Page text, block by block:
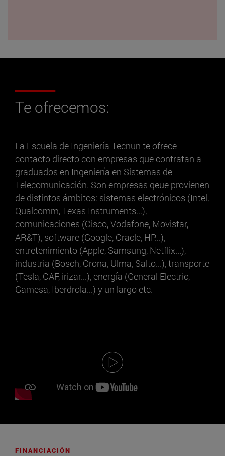
Te ofrecemos:
La Escuela de Ingeniería Tecnun te ofrece
contacto directo con empresas que contratan a
graduados en Ingeniería en Sistemas de
Telecomunicación. Son empresas qeue provienen
de distintos ámbitos: sistemas electrónicos (Intel,
Qualcomm, Texas Instruments...),
comunicaciones (Cisco, Vodafone, Movistar,
AR&T), software (Google, Oracle, HP...),
entretenimiento (Apple, Samsung, Netflix...),
industria (Bosch, Orona, Ulma, Salto...), transporte
(Tesla, CAF, irizar...), energía (General Electric,
Gamesa, Iberdrola...) y un largo etc.
FINANCIACIÓN